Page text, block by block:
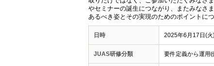
やセミナーの誕生につながり、またみなさ
あるべき姿とその実現のためのポイントに
日時 2025年6月17日(
JUAS研修分類 要件定義から運用(